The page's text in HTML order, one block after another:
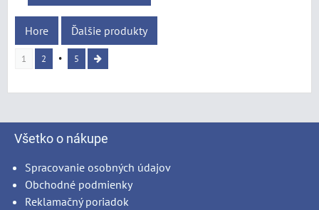
Hore Ďalšie produkty
1 2 5
Všetko o nákupe
Spracovanie osobných údajov
Obchodné podmienky
Reklamačný poriadok